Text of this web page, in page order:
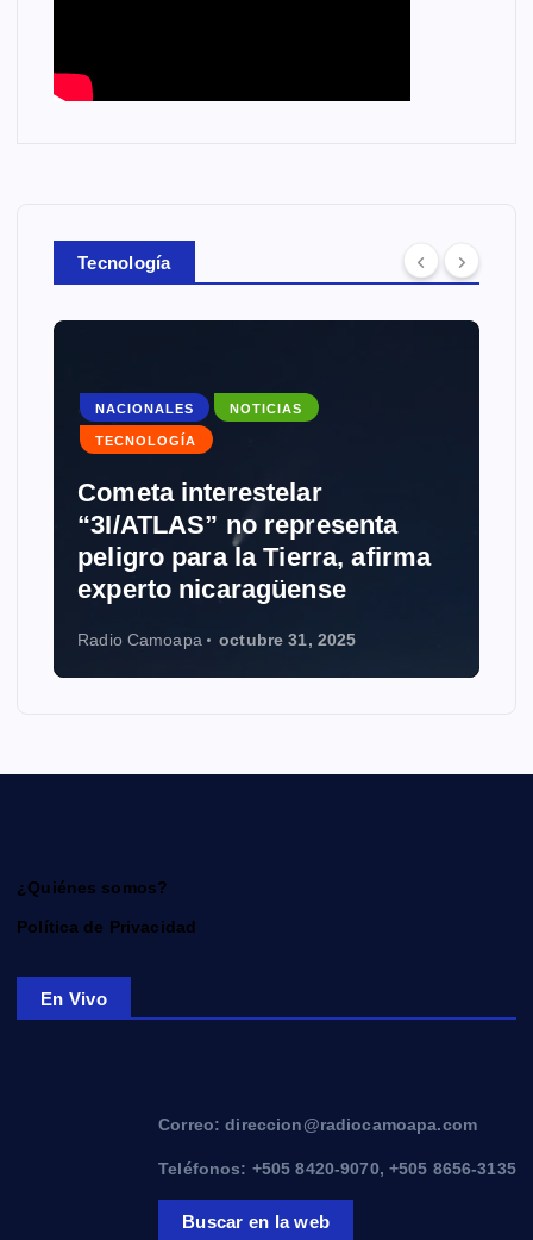
Tecnología
NACIONALES NOTICIAS
TECNOLOGÍA
Cometa interestelar
“3I/ATLAS” no representa
peligro para la Tierra, afirma
experto nicaragüense
Radio Camoapa octubre 31, 2025
¿Quiénes somos?
Política de Privacidad
En Vivo
Correo: direccion@radiocamoapa.com
Teléfonos: +505 8420-9070, +505 8656-3135
Buscar en la web